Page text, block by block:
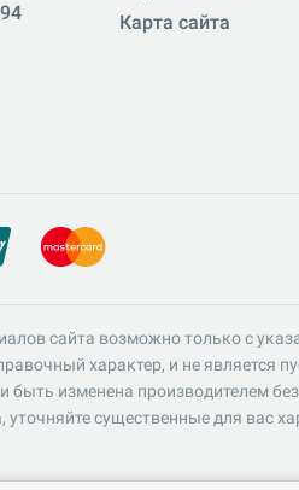
Карта сайта
сайта возможно только с
характер, и не является
изменена производителем
существенные для вас